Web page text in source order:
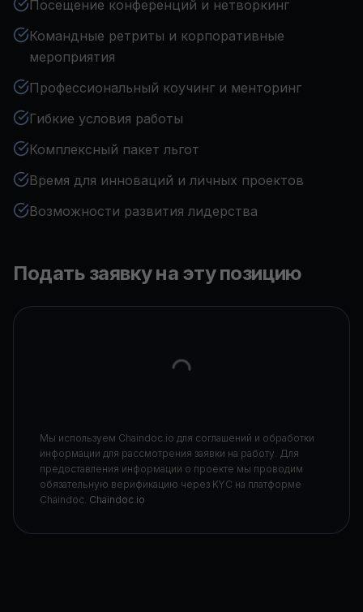
Посещение конференций и нетворкинг
Командные ретриты и корпоративные
мероприятия
Профессиональный коучинг и менторинг
Гибкие условия работы
Комплексный пакет льгот
Время для инноваций и личных проектов
Возможности развития лидерства
Подать заявку на эту позицию
Мы используем Chaindoc.io для соглашений и обработки
информации для рассмотрения заявки на работу. Для
предоставления информации о проекте мы проводим
обязательную верификацию через KYC на платформе
Chaindoc. Chaindoc.io